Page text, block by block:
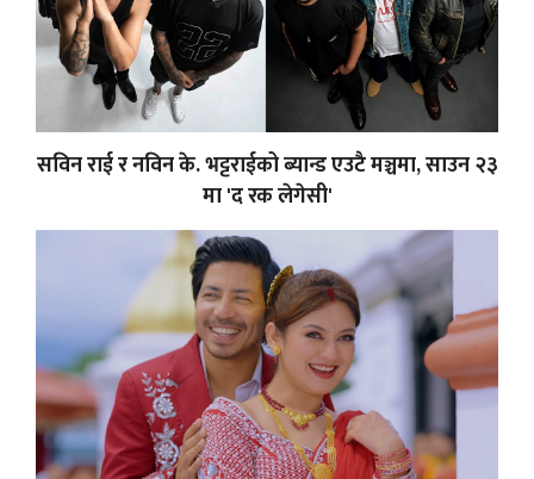
सविन राई र नविन के. भट्टराईको ब्यान्ड एउटै मञ्चमा, साउन २३
मा 'द रक लेगेसी'